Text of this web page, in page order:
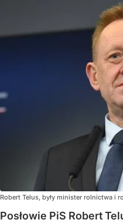
Robert Telus, były minister rolnictwa i
Posłowie PiS Robert